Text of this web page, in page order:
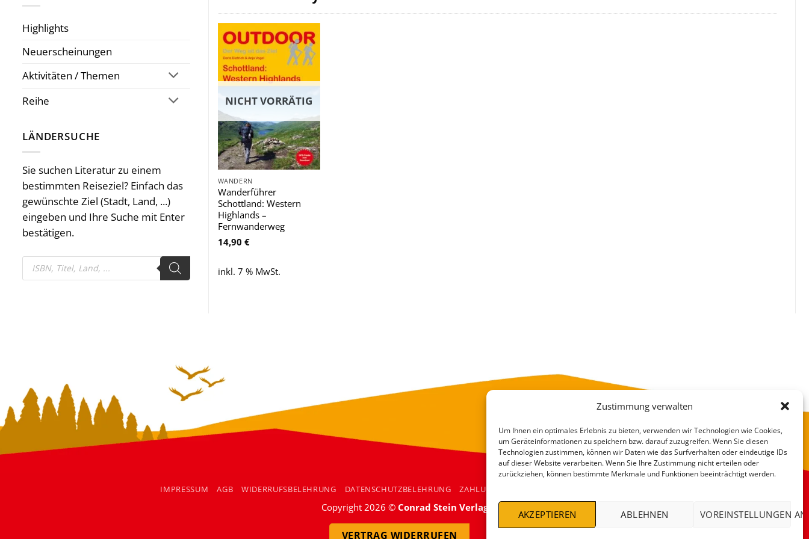
Zustimmung verwalten
Um Ihnen ein optimales Erlebnis zu bieten, verwenden wir Technologien wie Cookies,
um Geräteinformationen zu speichern bzw. darauf zuzugreifen. Wenn Sie diesen
Technologien zustimmen, können wir Daten wie das Surfverhalten oder eindeutige IDs
auf dieser Website verarbeiten. Wenn Sie Ihre Zustimmung nicht erteilen oder
zurückziehen, können bestimmte Merkmale und Funktionen beeinträchtigt werden.
AKZEPTIEREN ABLEHNEN VOREINSTELLUNGEN
Highlights
Neuerscheinungen
Aktivitäten / Themen
Reihe
LÄNDERSUCHE
Sie suchen Literatur zu einem
bestimmten Reiseziel? Einfach das
gewünschte Ziel (Stadt, Land, ...)
eingeben und Ihre Suche mit Enter
bestätigen.
Products
search
Zu
hinzufügen
NICHT VORRÄTIG
WANDERN
Wanderführer
Schottland: Western
Highlands –
Fernwanderweg
14,90 €
inkl. 7 % MwSt.
IMPRESSUM AGB WIDERRUFSBELEHRUNG DATENSCHUTZBELEHRUNG ZAHLUNGSARTEN
Copyright 2026 © Conrad Stein Verlag
VERTRAG WIDERRUFEN